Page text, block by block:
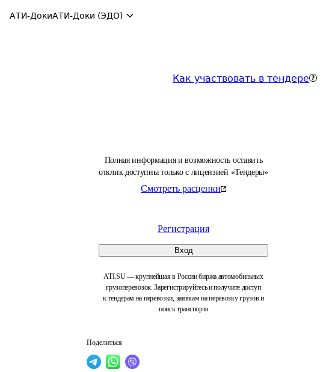
АТИ-ДокиАТИ-Доки (ЭДО)
Как участвовать в тендере
Полная информация и возможность оставить
отклик доступны только с лицензией «Тендеры»
Смотреть расценки
Регистрация
Вход
ATI.SU — крупнейшая в России биржа автомобильных
грузоперевозок. Зарегистрируйтесь и получите доступ
к тендерам на перевозки, заявкам на перевозку грузов и
поиск транспорта
Поделиться